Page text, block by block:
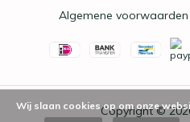
Copyright ©
Algemene voorwaarden
Wij slaan cookies op om onze